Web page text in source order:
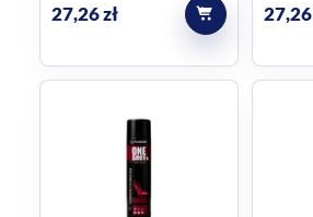
27,26zł 27,26